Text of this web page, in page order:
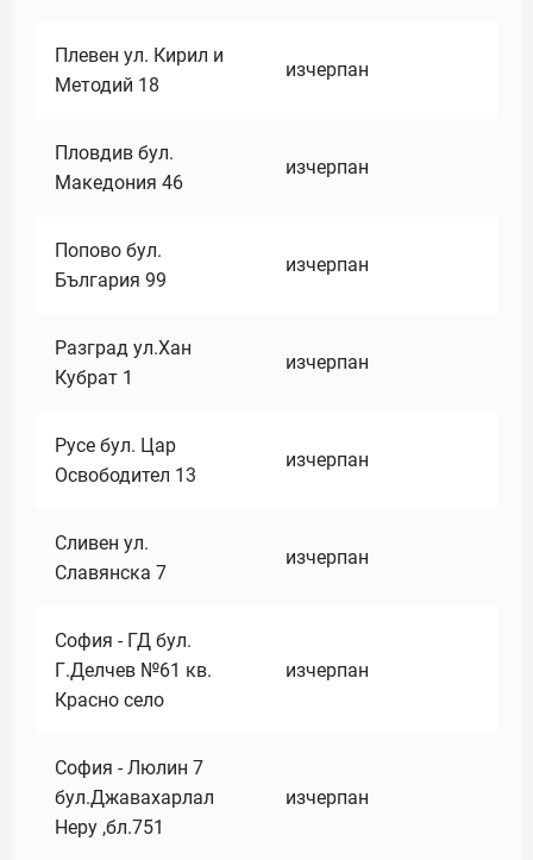
Плевен ул. Кирил и
Методий 18
изчерпан
Пловдив бул.
Македония 46
изчерпан
Попово бул.
България 99
изчерпан
Разград ул.Хан
Кубрат 1
изчерпан
Русе бул. Цар
Освободител 13
изчерпан
Сливен ул.
Славянска 7
изчерпан
София - ГД бул.
Г.Делчев №61 кв.
Красно село
изчерпан
София - Люлин 7
бул.Джавахарлал
Неру ,бл.751
изчерпан